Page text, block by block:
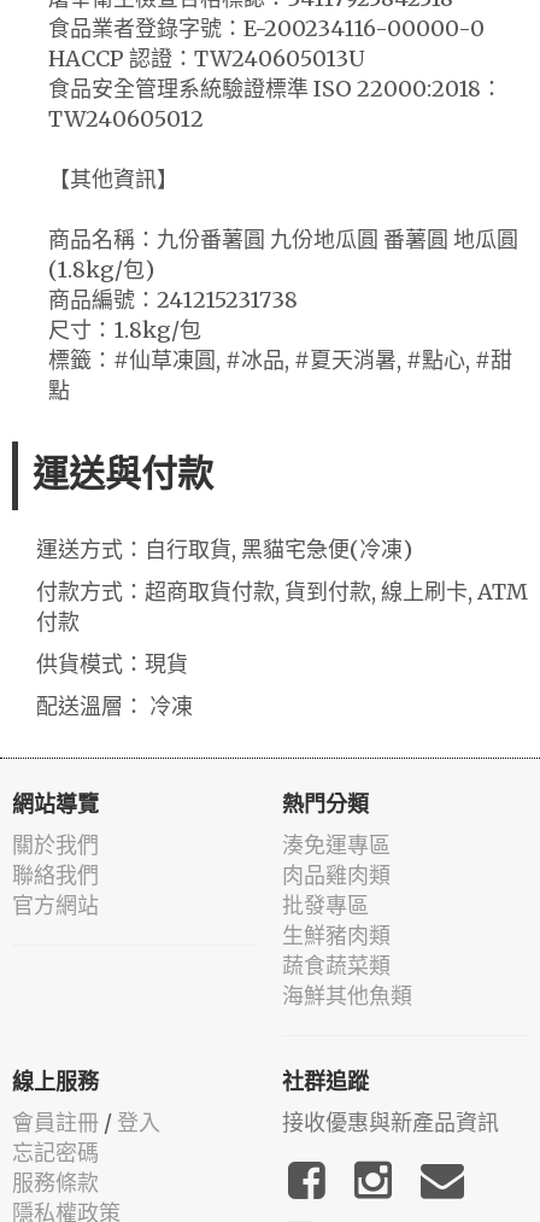
食品業者登錄字號：E-200234116-00000-0
HACCP 認證：TW240605013U
食品安全管理系統驗證標準 ISO 22000:2018：
TW240605012
【其他資訊】
商品名稱：九份番薯圓 九份地瓜圓 番薯圓 地瓜圓
(1.8kg/包)
商品編號：241215231738
尺寸：1.8kg/包
標籤：#仙草凍圓, #冰品, #夏天消暑, #點心, #甜
點
運送與付款
運送方式：自行取貨, 黑貓宅急便(冷凍)
付款方式：超商取貨付款, 貨到付款, 線上刷卡, ATM
付款
供貨模式：現貨
配送溫層： 冷凍
網站導覽
關於我們
聯絡我們
官方網站
熱門分類
湊免運專區
肉品雞肉類
批發專區
生鮮豬肉類
蔬食蔬菜類
海鮮其他魚類
線上服務
會員註冊 / 登入
忘記密碼
服務條款
隱私權政策
社群追蹤
接收優惠與新產品資訊